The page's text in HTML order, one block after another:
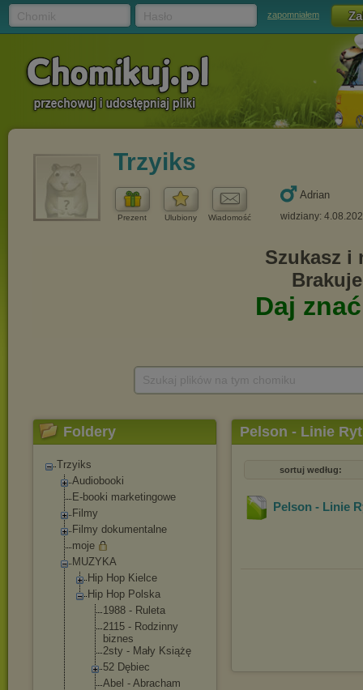
zapomniałem
Trzyiks
Prezent Ulubiony Wiadomość
Adrian
widziany:
Foldery
Trzyiks
Audiobooki
E-booki marketingowe
Filmy
Filmy dokumentalne
moje
MUZYKA
Hip Hop Kielce
Hip Hop Polska
1988 - Ruleta
2115 - Rodzinny
biznes
2sty - Mały Książę
52 Dębiec
Abel - Abracham
Pelson - Linie
sortuj według:
Pelson - Linie